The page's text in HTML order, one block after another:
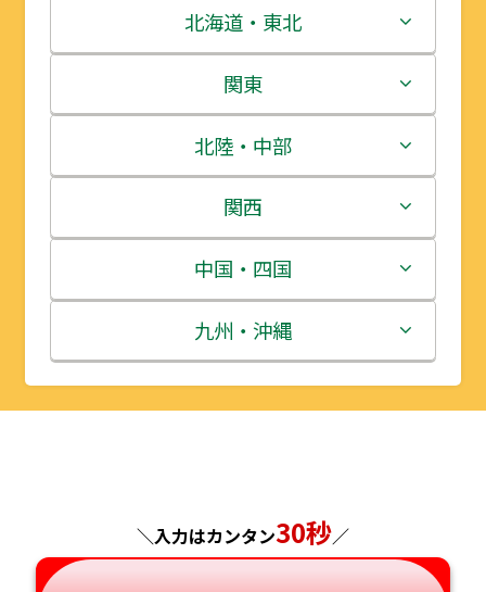
北海道・東北
北海道
青森県
岩手県
宮城県
秋田県
山形県
関東
茨城県
栃木県
群馬県
埼玉県
千葉県
北陸・中部
新潟県
富山県
石川県
福井県
岐阜県
関西
三重県
滋賀県
京都府
奈良県
中国・四国
鳥取県
島根県
山口県
九州・沖縄
福岡県
＼入力はカンタン30秒／